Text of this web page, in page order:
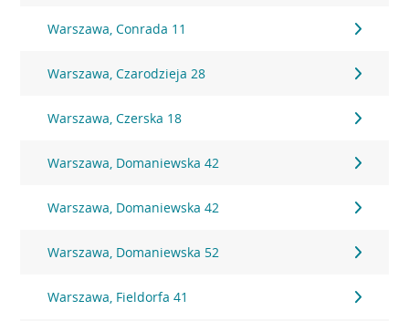
Warszawa, Conrada 11
Warszawa, Czarodzieja 28
Warszawa, Czerska 18
Warszawa, Domaniewska 42
Warszawa, Domaniewska 42
Warszawa, Domaniewska 52
Warszawa, Fieldorfa 41